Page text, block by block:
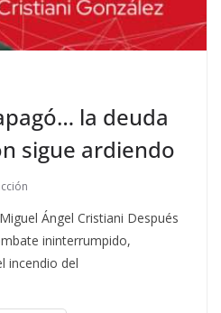
la deuda
sigue ardiendo
Ángel Cristiani Después
ininterrumpido,
incendio del